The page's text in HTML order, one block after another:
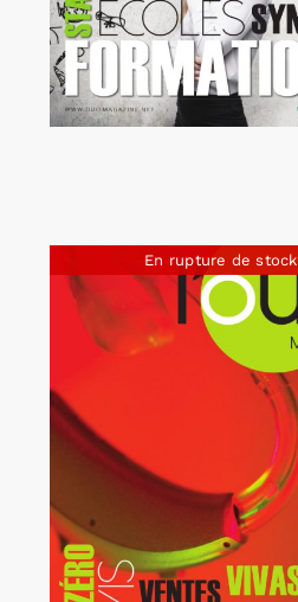
En rupture de stock